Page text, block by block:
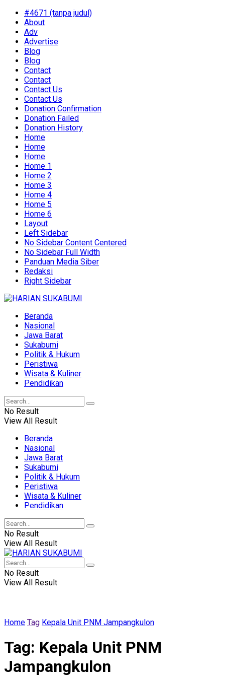
#4671 (tanpa judul)
About
Adv
Advertise
Blog
Blog
Contact
Contact
Contact Us
Contact Us
Donation Confirmation
Donation Failed
Donation History
Home
Home
Home
Home 1
Home 2
Home 3
Home 4
Home 5
Home 6
Layout
Left Sidebar
No Sidebar Content Centered
No Sidebar Full Width
Panduan Media Siber
Redaksi
Right Sidebar
Beranda
Nasional
Jawa Barat
Sukabumi
Politik & Hukum
Peristiwa
Wisata & Kuliner
Pendidikan
No Result
View All Result
Beranda
Nasional
Jawa Barat
Sukabumi
Politik & Hukum
Peristiwa
Wisata & Kuliner
Pendidikan
No Result
View All Result
No Result
View All Result
Home Tag Kepala Unit PNM Jampangkulon
Tag: Kepala Unit PNM
Jampangkulon